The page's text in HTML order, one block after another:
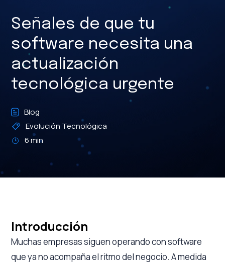
Señales de que tu
software necesita una
actualización
tecnológica urgente
Blog
Evolución Tecnológica
6 min
Introducción
Muchas empresas siguen operando con software
que ya no acompaña el ritmo del negocio. A medida